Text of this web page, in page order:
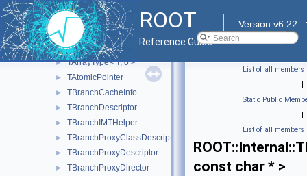
ROOT
Version v6.22
Reference Guide
► RTaskArenaWrapper
► TArrayCharProxy
► TArrayProxy
► TArrayType
► TArrayType< T, 0 >
► TAtomicPointer
► TBranchCacheInfo
► TBranchDescriptor
► TBranchIMTHelper
► TBranchProxyClassDescriptor
► TBranchProxyDescriptor
► TBranchProxyDirector
List of all members
|
Static Public
|
List of all members
const char * >